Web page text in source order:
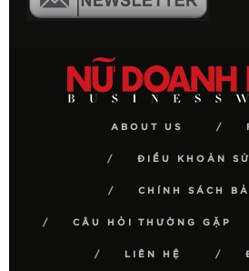
ABOUT US
ĐIỀU KHOẢN
CHÍNH SÁCH
CÂU HỎI THƯỜNG GẶP
LIÊN HỆ